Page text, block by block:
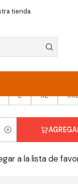
tienda.
Auto VI
GRAND
L XL
a la lista de